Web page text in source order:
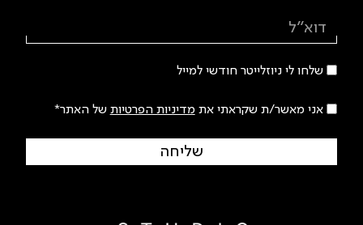
שלחו לי ניוזלייטר חודשי למייל
אני מאשר/ת שקראתי את מדיניות הפרטיות של האתר*
שליחה